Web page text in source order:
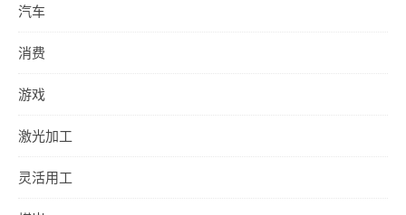
汽车
消费
游戏
激光加工
灵活用工